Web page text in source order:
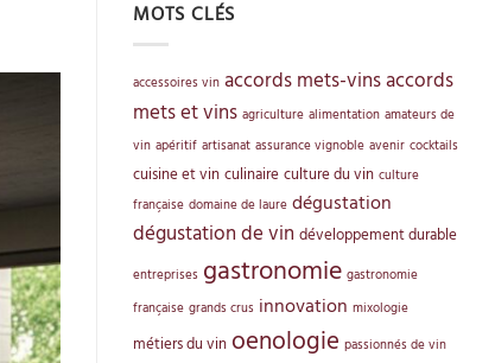
MOTS CLÉS
accessoires vin accords mets-vinsaccords
mets et vins agriculture alimentation amateurs de
vin apéritif artisanat assurance vignoble avenir cocktails
cuisine et vin culinaire culture du vin culture
française domaine de laure dégustation
dégustation de vin développement durable
entreprises gastronomie gastronomie
française grands crus innovation mixologie
métiers du vin oenologie passionnés de vin